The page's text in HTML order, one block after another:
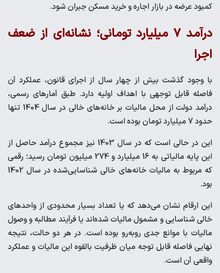
کمبود عرضه در بازار اجاره و خرید مسکن جبران شود.
درآمد ۷ میلیارد تومانی؛ نشانه‌ای از ضعف
اجرا
با وجود گذشت بیش از چهار سال از اجرای قانون، عملکرد آن
فاصله قابل توجهی با اهداف اولیه دارد. طبق آمارهای رسمی،
درآمد دولت از محل مالیات بر خانه‌های خالی در سال 1404 تنها
حدود 7 میلیارد تومان بوده است.
این در حالی است که در سال 1403 نیز مجموع درآمد حاصل از
این پایه مالیاتی به 16 میلیارد و 274 میلیون تومان رسید؛ رقمی
که مربوط به مالیات خانه‌های خالی شناسایی‌شده در سال 1402
بود.
این ارقام نشان می‌دهد که یا تعداد بسیار محدودی از واحدهای
خالی شناسایی و مشمول مالیات شده‌اند یا فرآیند مطالبه و وصول
مالیات با موانع جدی روبه‌رو بوده است. در هر دو حالت، نتیجه
نهایی فاصله قابل توجه میان ظرفیت بالقوه این مالیات و عملکرد
واقعی آن است.